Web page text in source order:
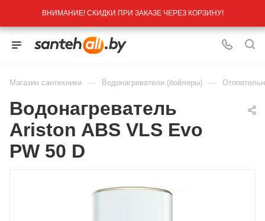
ВНИМАНИЕ! СКИДКИ ПРИ ЗАКАЗЕ ЧЕРЕЗ КОРЗИНУ!
Магазин сантехники — Водонагреватели (бойлеры) —
Водонагреватель
Ariston ABS VLS Evo
PW 50 D